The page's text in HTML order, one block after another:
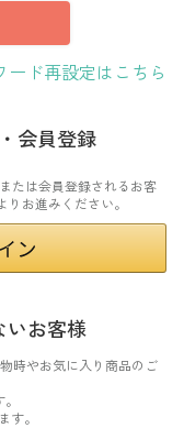
ード再設定はこちら
会員登録
たは会員登録されるお客
お進みください。
いお客様
時やお気に入り商品のご
す。